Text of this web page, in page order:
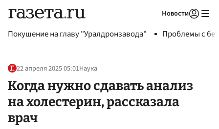
Новости
Покушение на главу "Уралдронзавода" Проблемы с
22 апреля 2025 05:01Наука
Когда нужно сдавать анализ
на холестерин, рассказала
врач